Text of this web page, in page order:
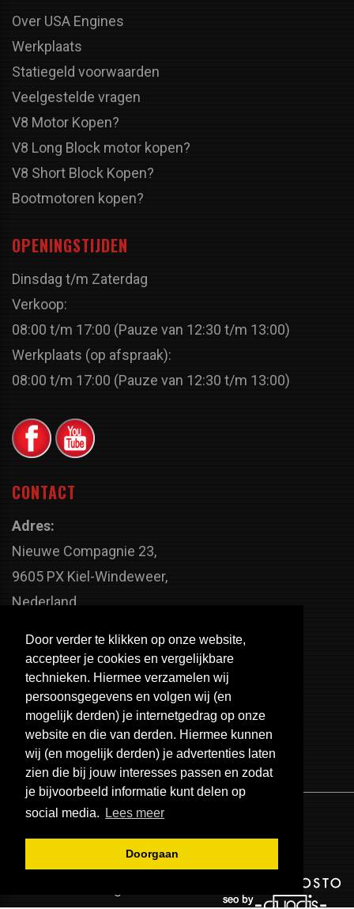
Door verder te klikken op onze website,
accepteer je cookies en vergelijkbare
technieken. Hiermee verzamelen wij
persoonsgegevens en volgen wij (en
mogelijk derden) je internetgedrag op onze
website en die van derden. Hiermee kunnen
wij (en mogelijk derden) je advertenties laten
zien die bij jouw interesses passen en zodat
je bijvoorbeeld informatie kunt delen op
social media.
Lees meer
Doorgaan
Over USA Engines
Werkplaats
Statiegeld voorwaarden
Veelgestelde vragen
V8 Motor Kopen?
V8 Long Block motor kopen?
V8 Short Block Kopen?
Bootmotoren kopen?
OPENINGSTIJDEN
Dinsdag t/m Zaterdag
Verkoop:
08:00 t/m 17:00 (Pauze van 12:30 t/m 13:00)
Werkplaats (op afspraak):
08:00 t/m 17:00 (Pauze van 12:30 t/m 13:00)
CONTACT
Adres:
Nieuwe Compagnie 23,
9605 PX Kiel-Windeweer,
Nederland
+31 598 - 320 402
Telefoonnummer:
+31 598 - 350 330
Email:
info@usa-engines.com